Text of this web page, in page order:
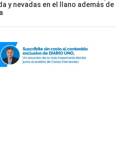
y nevadas en el llano además de